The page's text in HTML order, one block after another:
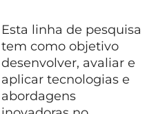
Esta linha de pesquisa
tem como objetivo
desenvolver, avaliar e
aplicar tecnologias e
abordagens